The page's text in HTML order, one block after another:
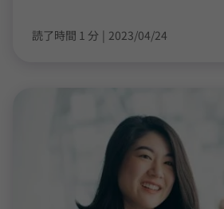
読了時間 1 分 | 2023/04/24